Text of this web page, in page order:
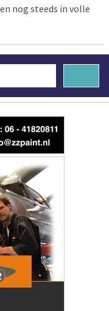
nog steeds in volle